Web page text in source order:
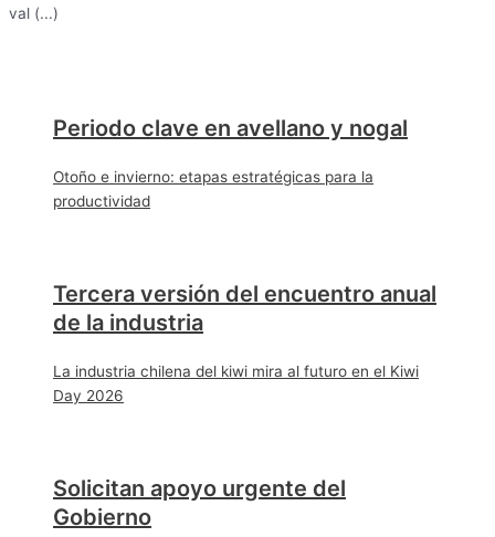
val (...)
Periodo clave en avellano y nogal
Otoño e invierno: etapas estratégicas para la
productividad
Tercera versión del encuentro anual
de la industria
La industria chilena del kiwi mira al futuro en el Kiwi
Day 2026
Solicitan apoyo urgente del
Gobierno